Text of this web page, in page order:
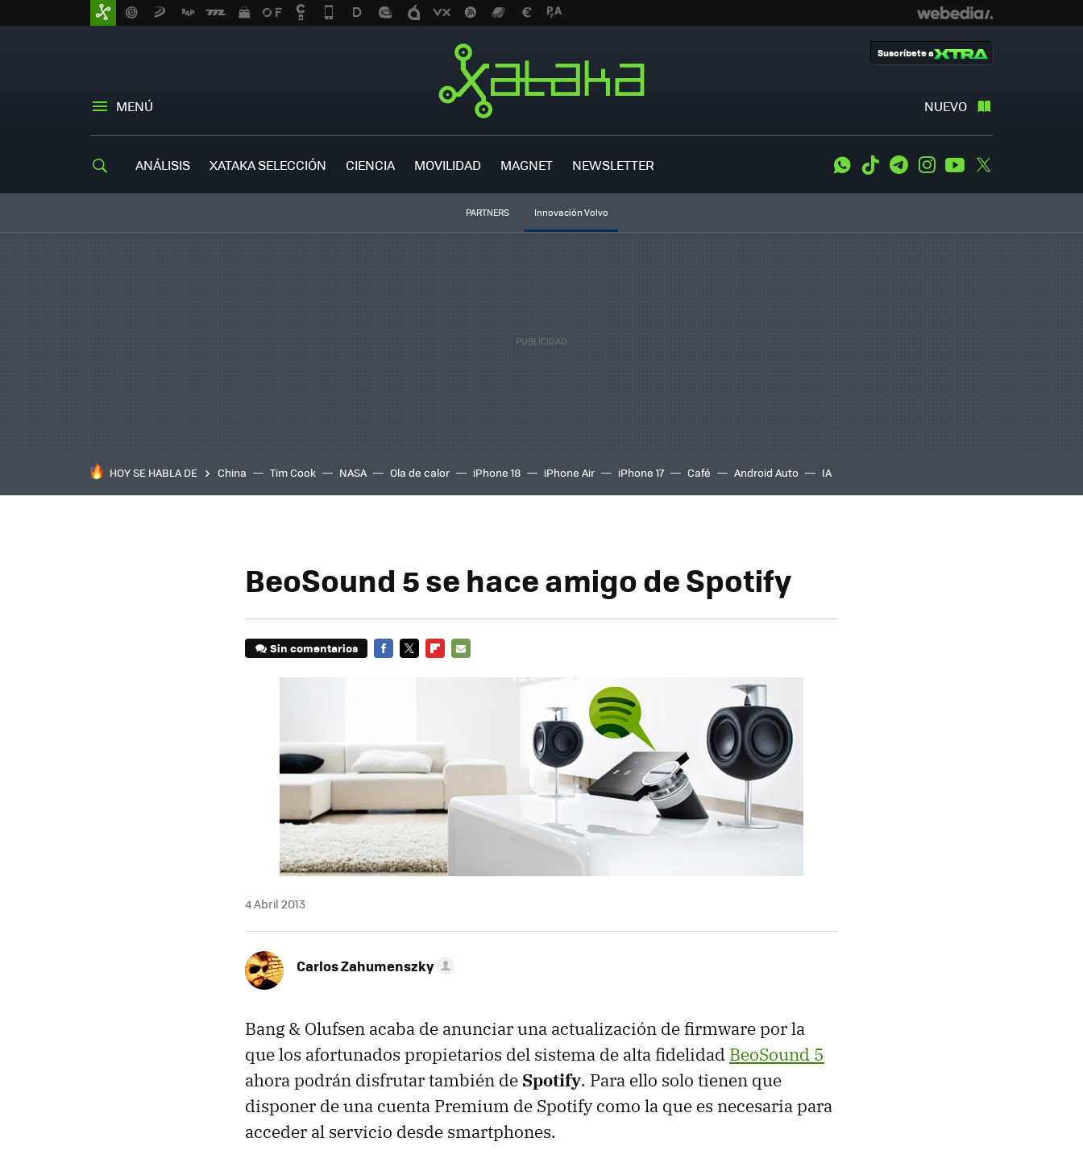
MENÚ NUEVO
Suscríbete a
ANÁLISIS XATAKA SELECCIÓN CIENCIA MOVILIDAD MAGNET NEWSLETTER WhatsApp
Tiktok TelegramInstagramYoutube
PARTNERS Innovación Volvo
HOY SE HABLA DE China Tim Cook NASA Ola de calor iPhone 18 iPhone Air iPhone 17 Café Android Auto IA
BeoSound 5 se hace amigo de Spotify
Sin comentarios
4 Abril 2013
Carlos Zahumenszky
Bang & Olufsen acaba de anunciar una actualización de firmware por la
que los afortunados propietarios del sistema de alta fidelidad BeoSound 5
ahora podrán disfrutar también de Spotify. Para ello solo tienen que
disponer de una cuenta Premium de Spotify como la que es necesaria para
acceder al servicio desde smartphones.